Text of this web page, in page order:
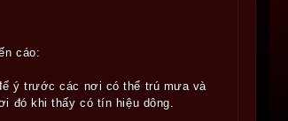
cáo:
ý trước các nơi có thể trú mưa và
đó khi thấy có tín hiệu dông.